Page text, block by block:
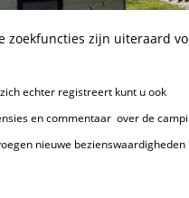
zijn uiteraard voor
registreert kunt u ook
commentaar over de
nieuwe bezienswaardigheden